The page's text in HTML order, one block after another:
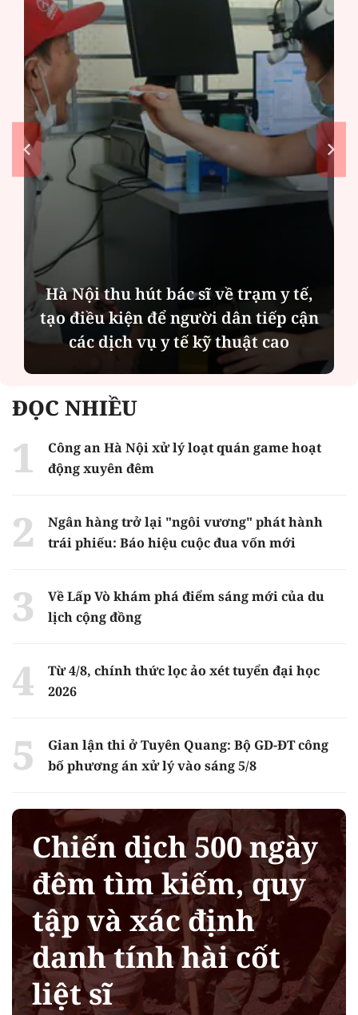
Hà Nội thu hút bác sĩ về trạm y tế,
tạo điều kiện để người dân tiếp cận
các dịch vụ y tế kỹ thuật cao
ĐỌC NHIỀU
Công an Hà Nội xử lý loạt quán game hoạt
động xuyên đêm
Ngân hàng trở lại "ngôi vương" phát hành
trái phiếu: Báo hiệu cuộc đua vốn mới
Về Lấp Vò khám phá điểm sáng mới của du
lịch cộng đồng
Từ 4/8, chính thức lọc ảo xét tuyển đại học
2026
Gian lận thi ở Tuyên Quang: Bộ GD-ĐT công
bố phương án xử lý vào sáng 5/8
Chiến dịch 500 ngày
đêm tìm kiếm, quy
tập và xác định
danh tính hài cốt
liệt sĩ